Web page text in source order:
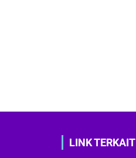
LINK TERKAIT